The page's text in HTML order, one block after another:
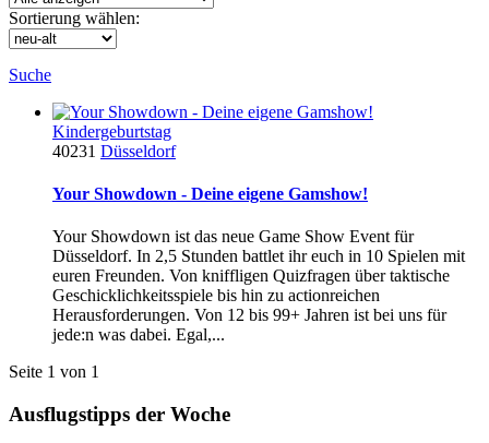
Sortierung wählen:
Suche
Kindergeburtstag
40231 Düsseldorf
Your Showdown - Deine eigene Gamshow!
Your Showdown ist das neue Game Show Event für
Düsseldorf. In 2,5 Stunden battlet ihr euch in 10 Spielen mit
euren Freunden. Von kniffligen Quizfragen über taktische
Geschicklichkeitsspiele bis hin zu actionreichen
Herausforderungen. Von 12 bis 99+ Jahren ist bei uns für
jede:n was dabei. Egal,...
Seite 1 von 1
Ausflugstipps der Woche